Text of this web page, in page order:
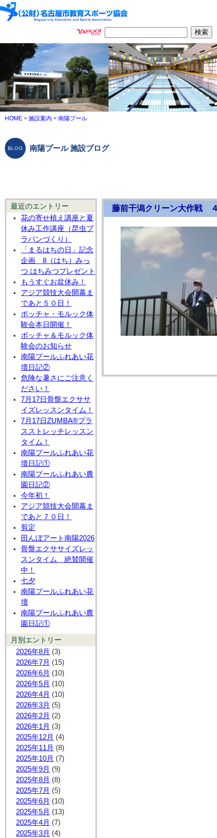
HOME > 施設案内 > 南陽プール
南陽プール 施設ブログ
最近のエントリー
花の寄せ植え講座と夏
休み工作講座（昆虫ブ
ラバンづくり）
「まるはちの日」記念
企画 8（はち）みっ
つ はちみつプレゼント
もうすぐお盆休み！
アジア競技大会開幕ま
であと５０日！
ボッチャ・モルック体
験会本日開催！
ボッチャ＆モルック体
験会のお知らせ
南陽プールふれあい花
壇日記②
危険な暑さにご注意く
ださい！
7月17日骨盤エクササ
イズレッスンタイム！
7月17日ZUMBA®プラ
スストレッチレッスン
タイム！
南陽プールふれあい花
壇日記①
南陽プールふれあい農
園日記②
今年初！
アジア競技大会開幕ま
であと７０日！
剪定
田んぼアート南陽2026
骨盤エクササイズレッ
スンタイム 絶賛開催
中！
七夕
南陽プールふれあい花
壇
南陽プールふれあい農
園日記①
月別エントリー
2026年8月 (3)
2026年7月 (15)
2026年6月 (10)
2026年5月 (10)
2026年4月 (10)
2026年3月 (5)
2026年2月 (2)
2026年1月 (3)
2025年12月 (4)
2025年11月 (8)
2025年10月 (7)
2025年9月 (9)
2025年8月 (8)
2025年7月 (5)
2025年6月 (10)
2025年5月 (13)
2025年4月 (7)
2025年3月 (4)
藤前干潟クリーン大作戦